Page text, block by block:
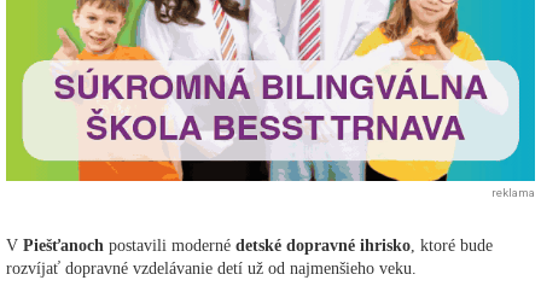
reklama
V Piešťanoch postavili moderné detské dopravné ihrisko, ktoré bude
rozvíjať dopravné vzdelávanie detí už od najmenšieho veku.